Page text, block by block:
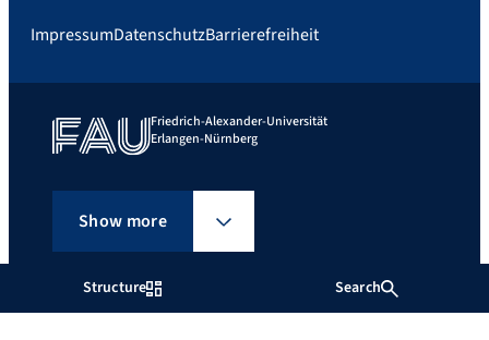
Structure Search
ImpressumDatenschutzBarrierefreiheit
Friedrich-Alexander-Universität
Erlangen-Nürnberg
Show more